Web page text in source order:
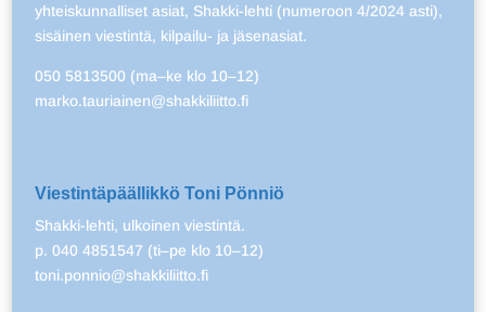
yhteiskunnalliset asiat, Shakki-lehti (numeroon 4/2024 asti),
sisäinen viestintä, kilpailu- ja jäsenasiat.
050 5813500 (ma–ke klo 10–12)
marko.tauriainen@shakkiliitto.fi
Viestintäpäällikkö Toni Pönniö
Shakki-lehti, ulkoinen viestintä.
p. 040 4851547 (ti–pe klo 10–12)
toni.ponnio@shakkiliitto.fi